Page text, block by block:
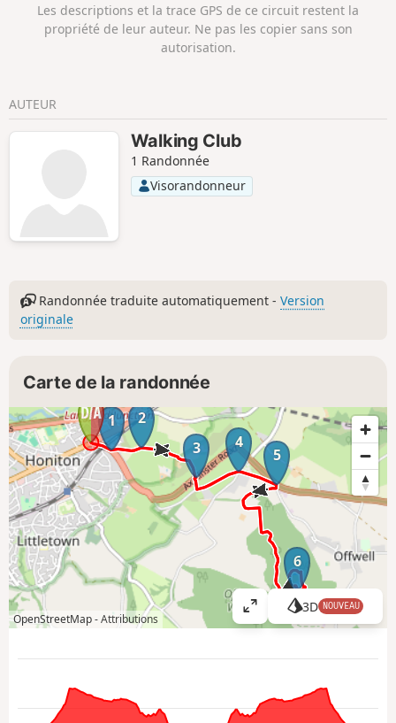
Les descriptions et la trace GPS de ce circuit restent la
propriété de leur auteur. Ne pas les copier sans son
autorisation.
AUTEUR
Walking Club
1 Randonnée
Visorandonneur
Randonnée traduite automatiquement -Version
originale
Carte de la randonnée
1
2
3
4
5
6
OpenStreetMap -Attributions
A
ff
e
3D NOUVEAU